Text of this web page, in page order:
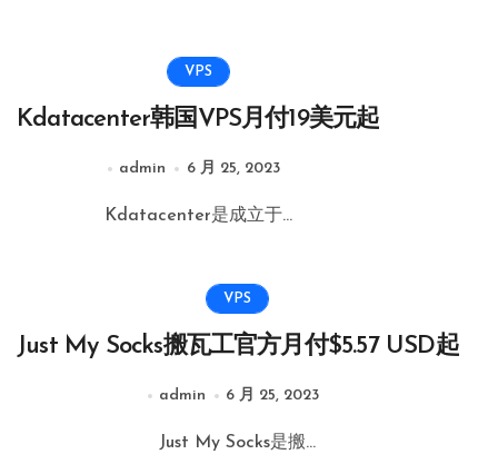
VPS
Kdatacenter韩国VPS月付19美元起
admin 6 月 25, 2023
Kdatacenter是成立于...
VPS
Just My Socks搬瓦工官方月付$5.57 USD起
admin 6 月 25, 2023
Just My Socks是搬...